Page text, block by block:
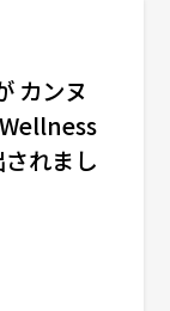
カンヌ
れまし